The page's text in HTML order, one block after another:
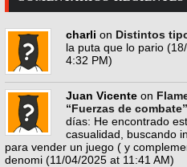
charli on Distintos
la puta que lo pario
4:32 PM)
Juan Vicente on
“Fuerzas de combate”
días: He encontrado
casualidad, buscando
para vender un juego ( y
denomi (11/04/2025 at 11:41 AM)